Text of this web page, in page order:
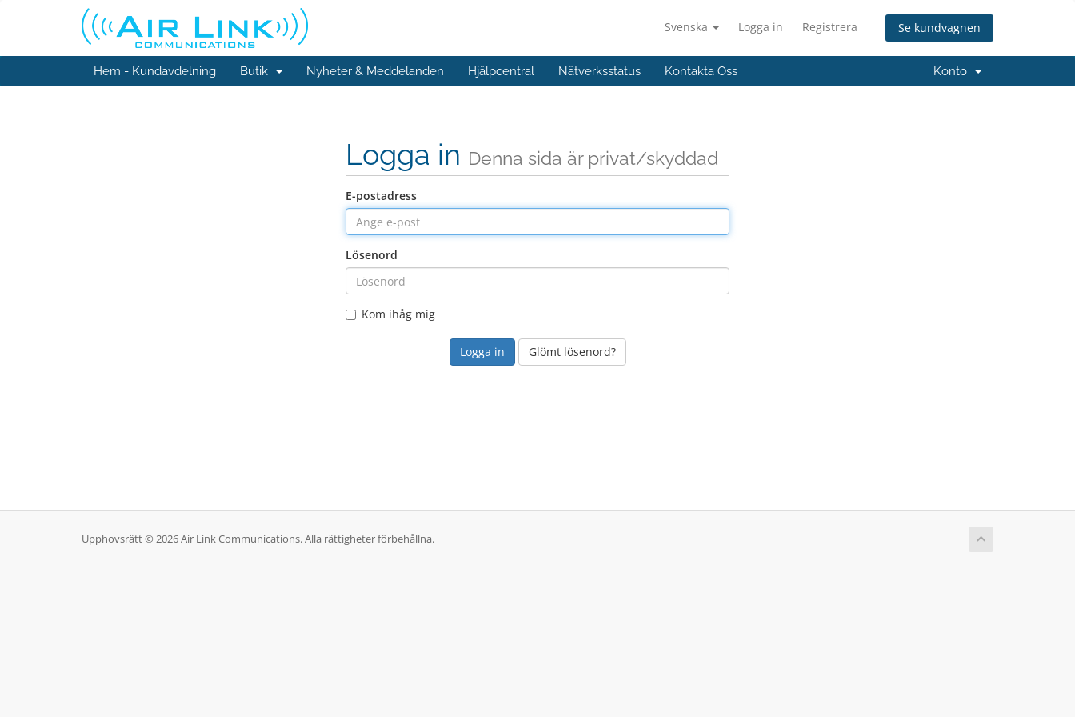
Svenska Logga in Registrera Se kundvagnen
Hem - Kundavdelning Butik Nyheter & Meddelanden Hjälpcentral Nätverksstatus Kontakta Oss Konto
Logga in Denna sida är privat/skyddad
E-postadress
Lösenord
Kom ihåg mig
Glömt lösenord?
Upphovsrätt © 2026 Air Link Communications. Alla rättigheter förbehållna.